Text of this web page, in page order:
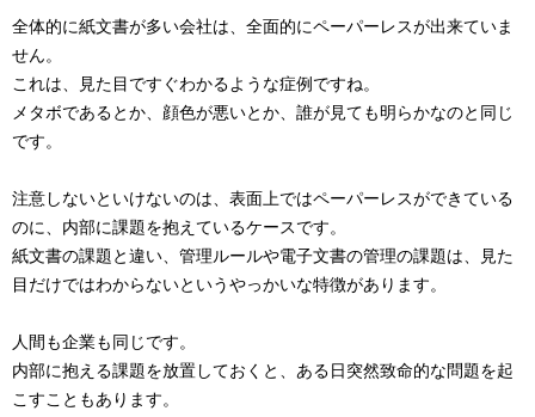
全体的に紙文書が多い会社は、全面的にペーパーレスが出来ていま
せん。
これは、見た目ですぐわかるような症例ですね。
メタボであるとか、顔色が悪いとか、誰が見ても明らかなのと同じ
です。
注意しないといけないのは、表面上ではペーパーレスができている
のに、内部に課題を抱えているケースです。
紙文書の課題と違い、管理ルールや電子文書の管理の課題は、見た
目だけではわからないというやっかいな特徴があります。
人間も企業も同じです。
内部に抱える課題を放置しておくと、ある日突然致命的な問題を起
こすこともあります。